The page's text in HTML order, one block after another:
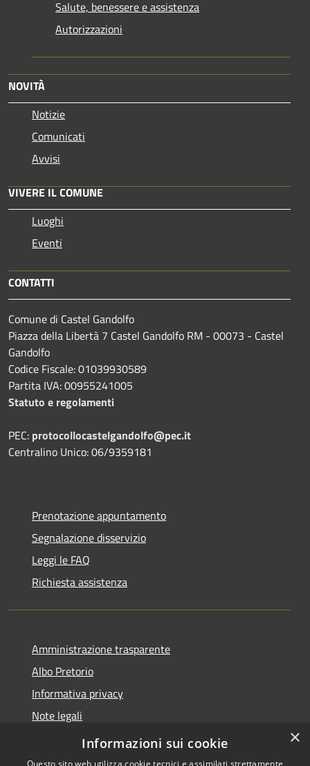
Salute, benessere e assistenza
Autorizzazioni
NOVITÀ
Notizie
Comunicati
Avvisi
VIVERE IL COMUNE
Luoghi
Eventi
CONTATTI
Comune di Castel Gandolfo
Piazza della Libertà 7 Castel Gandolfo RM - 00073 - Castel
Gandolfo
Codice Fiscale: 01039930589
Partita IVA: 00955241005
Statuto e regolamenti
PEC: protocollocastelgandolfo@pec.it
Centralino Unico: 06/9359181
Prenotazione appuntamento
Segnalazione disservizio
Leggi le FAQ
Richiesta assistenza
Amministrazione trasparente
Albo Pretorio
Informativa privacy
Note legali
Dichiarazione di accessibilità
×
Informazioni sui cookie
Questo sito web utilizza cookie tecnici e assimilati strettamente